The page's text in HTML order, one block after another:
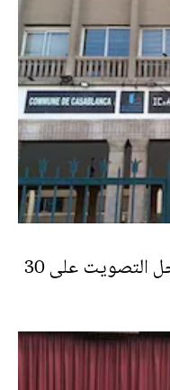
مجلس مدينة الدار البيضاء يؤجل التصويت على 30